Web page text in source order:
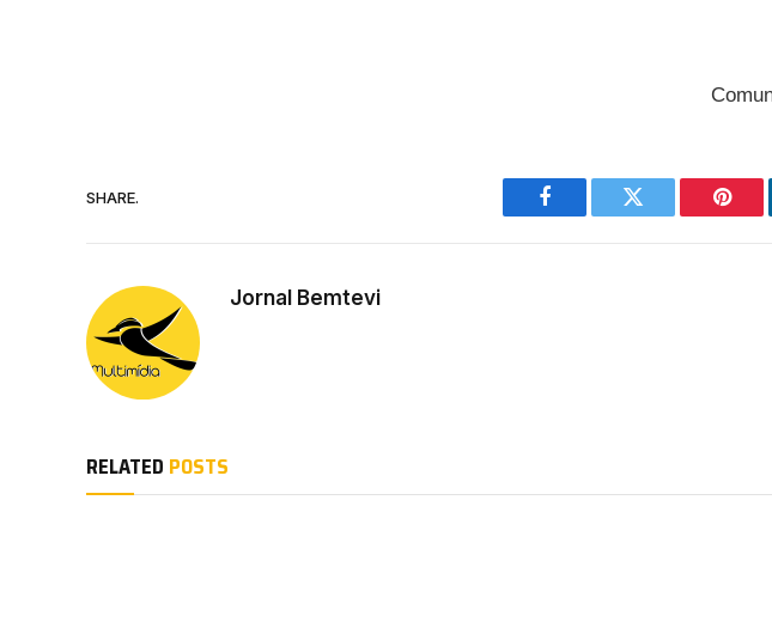
SHARE.
Facebook Twitter
Jornal Bemtevi
RELATED POSTS